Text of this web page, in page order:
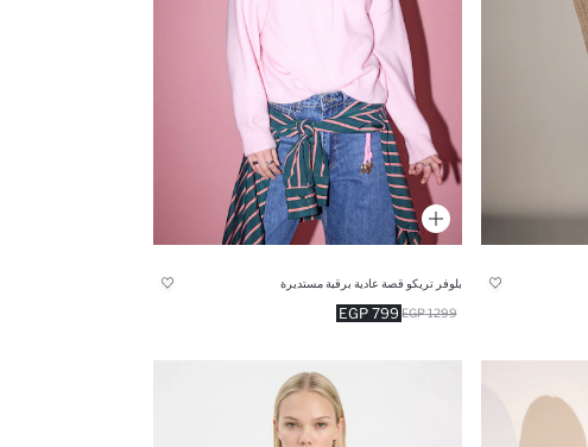
بلوفر تريكو قصة عادية برقبة مستديرة
799 EGP 1299 EGP